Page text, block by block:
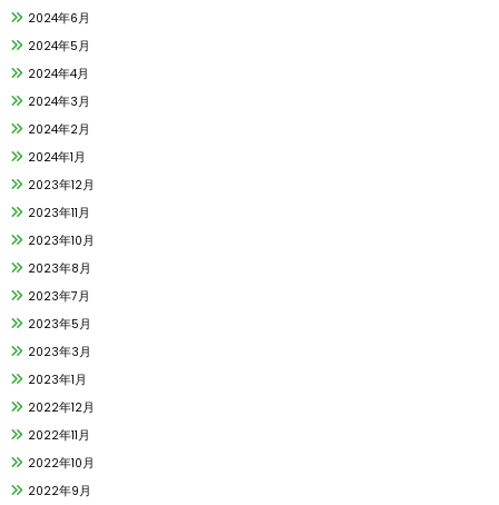
2024年6月
2024年5月
2024年4月
2024年3月
2024年2月
2024年1月
2023年12月
2023年11月
2023年10月
2023年8月
2023年7月
2023年5月
2023年3月
2023年1月
2022年12月
2022年11月
2022年10月
2022年9月